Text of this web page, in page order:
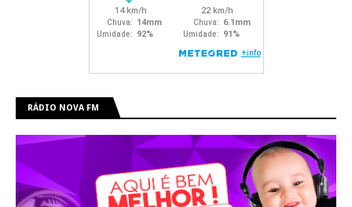
RÁDIO NOVA FM